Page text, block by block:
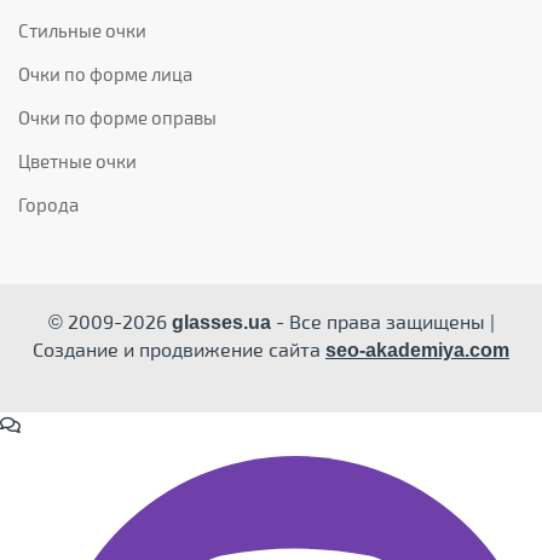
Стильные очки
Очки по форме лица
Очки по форме оправы
Цветные очки
Города
© 2009-2026glasses.ua- Все права защищены |
Создание и продвижение сайта seo-akademiya.com